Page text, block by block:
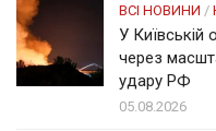
ВСІ НОВИНИ /
У Київській
через
удару РФ
05.08.2026